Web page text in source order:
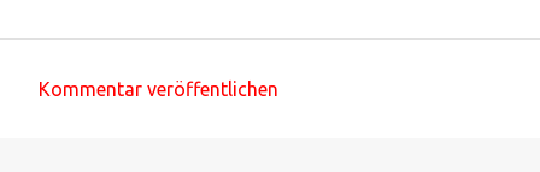
Kommentar veröffentlichen